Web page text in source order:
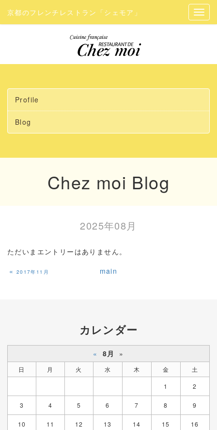
京都のフレンチレストラン「シェモア」
Profile
Blog
Chez moi Blog
2025年08月
ただいまエントリーはありません。
« 2017年11月 main
カレンダー
« 8月 »
日 月 火 水 木 金 土
1 2
3 4 5 6 7 8 9
10 11 12 13 14 15 16